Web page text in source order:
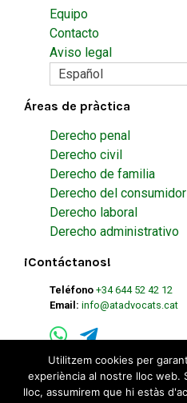
Equipo
Contacto
Aviso legal
Español
Áreas de pràctica
Derecho penal
Derecho civil
Derecho de familia
Derecho del consumidor
Derecho laboral
Derecho administrativo
¡Contáctanos!
Teléfono +34 644 52 42 12
Email: info@atadvocats.cat
Utilitzem cookies per
experiència al nostre lloc web.
lloc, assumirem que hi estàs